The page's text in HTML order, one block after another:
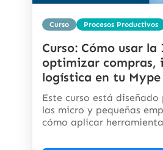
Curso Procesos Productivos
Curso: Cómo usar
optimizar compras,
logística en tu Mype
Este curso está diseñado
las micro y pequeñas
cómo aplicar